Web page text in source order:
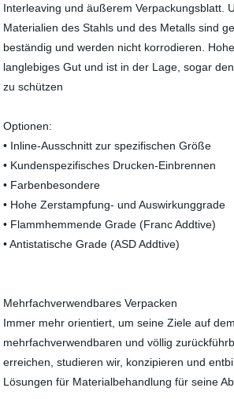
Interleaving und äußerem Verpackungsblatt.
Materialien des Stahls und des Metalls sind
beständig und werden nicht korrodieren. Hohe
langlebiges Gut und ist in der Lage, sogar
zu schützen
Optionen:
• Inline-Ausschnitt zur spezifischen Größe
• Kundenspezifisches Drucken-Einbrennen
• Farbenbesondere
• Hohe Zerstampfung- und Auswirkunggrade
• Flammhemmende Grade (Franc Addtive)
• Antistatische Grade (ASD Addtive)
Mehrfachverwendbares Verpacken
Immer mehr orientiert, um seine Ziele auf dem
mehrfachverwendbaren und völlig
erreichen, studieren wir, konzipieren und
Lösungen für Materialbehandlung für seine